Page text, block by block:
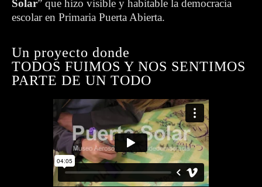
Solar” que hizo visible y habitable la democracia
escolar en Primaria Puerta Abierta.
Un proyecto donde
TODOS FUIMOS Y NOS SENTIMOS
PARTE DE UN TODO